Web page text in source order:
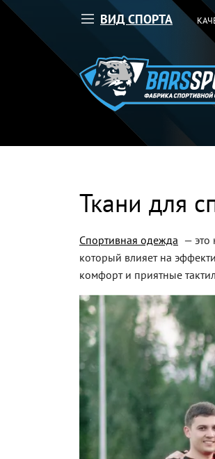
ВИД СПОРТА
Ткани для
Спортивная одежда — это
который влияет на
комфорт и приятные